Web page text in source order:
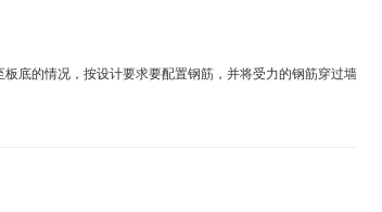
底的情况，按设计要求要配置钢筋，并将受力的钢筋穿过墙